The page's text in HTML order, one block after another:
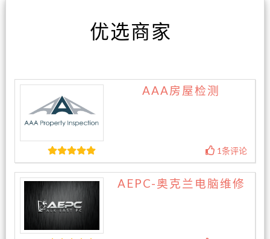
优选商家
AAA房屋检测
1条评论
AEPC-奥克兰电脑维修